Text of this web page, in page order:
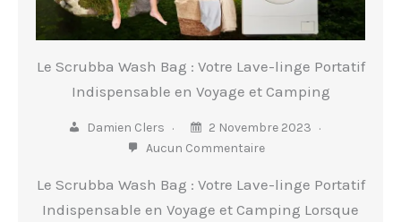
Le Scrubba Wash Bag : Votre Lave-linge Portatif
Indispensable en Voyage et Camping
Damien Clers
2 Novembre 2023
Aucun Commentaire
Le Scrubba Wash Bag : Votre Lave-linge Portatif
Indispensable en Voyage et Camping Lorsque